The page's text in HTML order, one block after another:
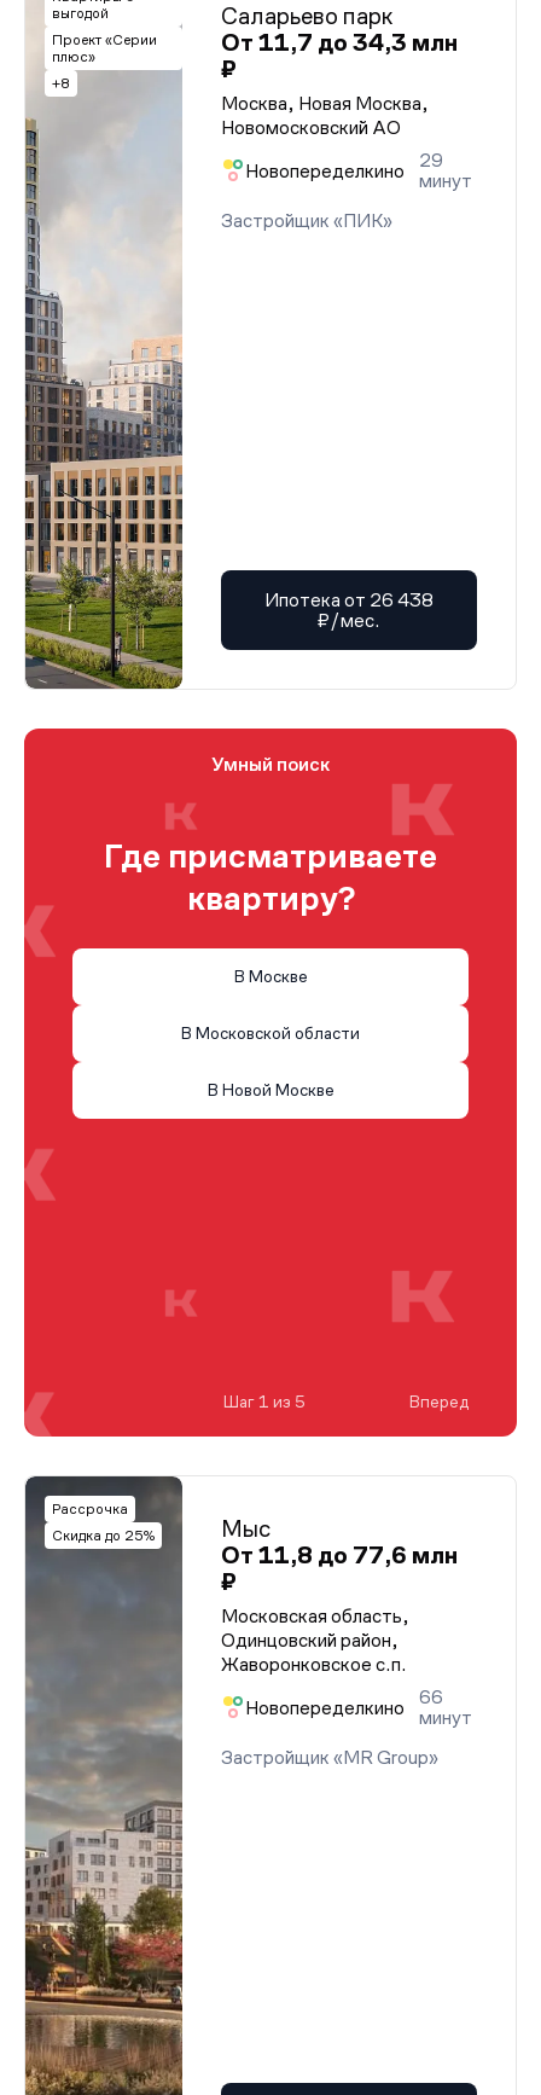
выгодой
Проект «Серии
плюс»
+8
Саларьево парк
От 11,7 до 34,3 млн
₽
Москва, Новая Москва,
Новомосковский АО
Новопеределкино
29
минут
Застройщик «ПИК»
Ипотека от 26 438
₽/мес.
Рассрочка
Скидка до 25%
Мыс
От 11,8 до 77,6 млн
₽
Московская область,
Одинцовский район,
Жаворонковское с.п.
Новопеределкино
66
минут
Застройщик «MR Group»
Умный поиск
Где присматриваете
квартиру?
В Москве
В Московской области
В Новой Москве
Шаг 1 из 5 Вперед